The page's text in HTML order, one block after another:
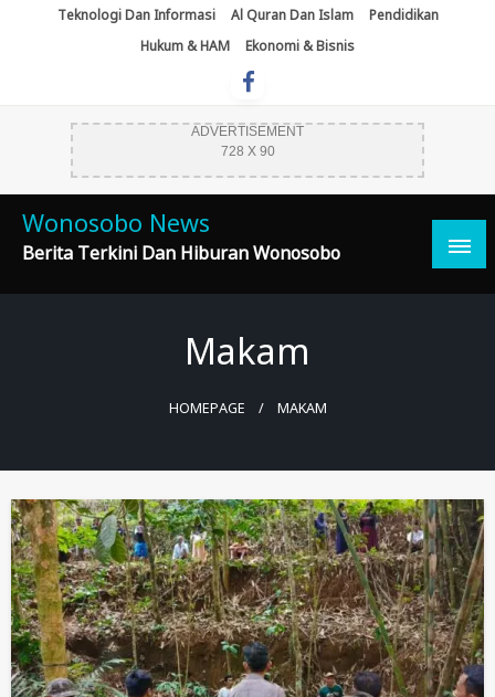
Teknologi Dan Informasi Al Quran Dan Islam
Pendidikan
Hukum & HAM
Ekonomi & Bisnis
ADVERTISEMENT
728 X 90
Wonosobo News
Berita Terkini Dan Hiburan Wonosobo
Makam
HOMEPAGE MAKAM